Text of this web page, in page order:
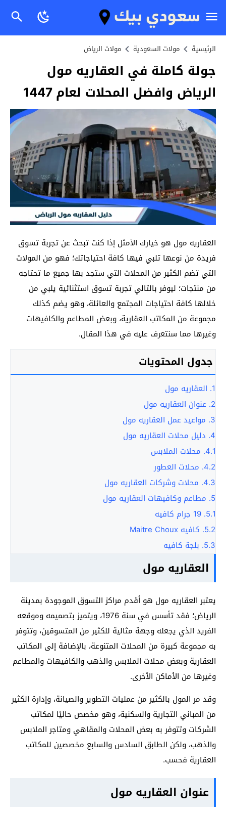
الرئيسية مولات السعودية مولات الرياض
جولة كاملة في العقاريه مول
الرياض وافضل المحلات لعام 1447
العقاريه مول هو خيارك الأمثل إذا كنت تبحث عن تجربة تسوق
فريدة من نوعها تلبي فيها كافة احتياجاتك؛ فهو من المولات
التي تضم الكثير من المحلات التي ستجد بها جميع ما تحتاجه
من منتجات؛ ليوفر بالتالي تجربة تسوق استثنائية يلبي من
خلالها كافة احتياجات المجتمع والعائلة، وهو يضم كذلك
مجموعة من المكاتب العقارية، وبعض المطاعم والكافيهات
وغيرها مما سنتعرف عليه في هذا المقال.
جدول المحتويات
1. العقاريه مول
2. عنوان العقاريه مول
3. مواعيد عمل العقاريه مول
4. دليل محلات العقاريه مول
4.1. محلات الملابس
4.2. محلات العطور
4.3. محلات وشركات العقاريه مول
5. مطاعم وكافيهات العقاريه مول
5.1.
5.2. كافيه Maitre Choux
5.3. بلجة كافيه
العقاريه مول
يعتبر العقاريه مول هو أقدم مراكز التسوق الموجودة بمدينة
الرياض؛ فقد تأسس في سنة 1976، ويتميز بتصميمه وموقعه
الفريد الذي يجعله وجهة مثالية للكثير من المتسوقين، وتتوفر
به مجموعة كبيرة من المحلات المتنوعة، بالإضافة إلى المكاتب
العقارية وبعض محلات الملابس والذهب والكافيهات والمطاعم
وغيرها من الأماكن الأخرى.
وقد مر المول بالكثير من عمليات التطوير والصيانة، وإدارة الكثير
من المباني التجارية والسكنية، وهو مخصص حاليًا لمكاتب
الشركات وتتوفر به بعض المحلات والمقاهي ومتاجر الملابس
والذهب، ولكن الطابق السادس والسابع مخصصين للمكاتب
العقارية فحسب.
عنوان العقاريه مول